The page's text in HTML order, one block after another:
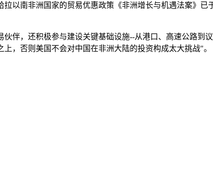
以南非洲国家的贸易优惠政策《非洲增长与机遇法案》
伴，还积极参与建设关键基础设施--从港口、高速公路到
，否则美国不会对中国在非洲大陆的投资构成太大挑战"。